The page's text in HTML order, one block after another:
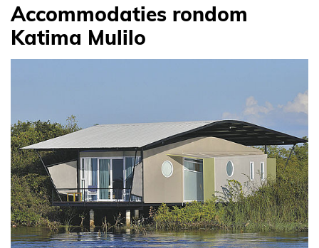
Accommodaties rondom
Katima Mulilo